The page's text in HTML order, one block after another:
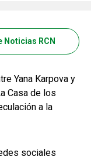
Noticias RCN
Yana Karpova y
Casa de los
a la
sociales